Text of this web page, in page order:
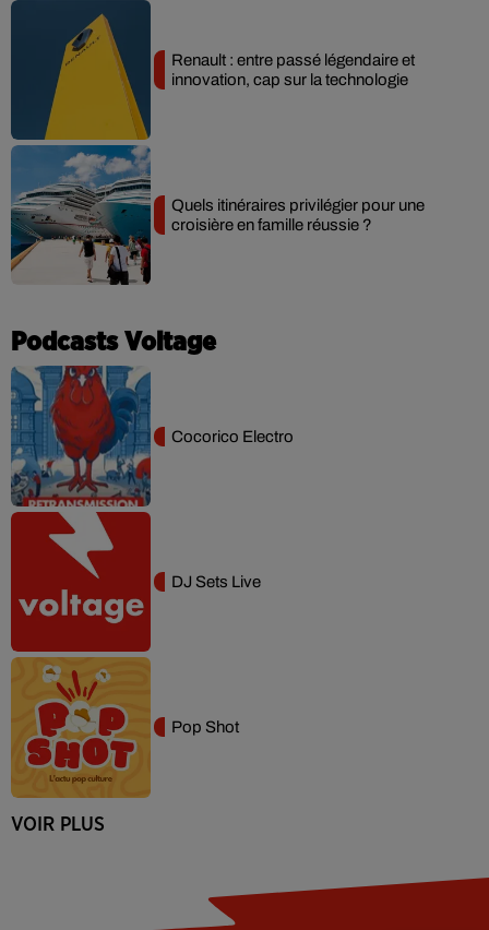
Renault : entre passé légendaire et
innovation, cap sur la technologie
Quels itinéraires privilégier pour une
croisière en famille réussie ?
Podcasts Voltage
Cocorico Electro
DJ Sets Live
Pop Shot
VOIR PLUS